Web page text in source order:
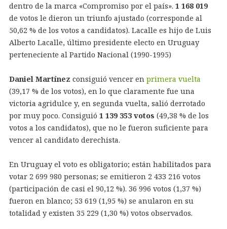
dentro de la marca «Compromiso por el país». 1 168 019
de votos le dieron un triunfo ajustado (corresponde al
50,62 % de los votos a candidatos). Lacalle es hijo de Luis
Alberto Lacalle, último presidente electo en Uruguay
perteneciente al Partido Nacional (1990-1995)
Daniel Martínez consiguió vencer en primera vuelta
(39,17 % de los votos), en lo que claramente fue una
victoria agridulce y, en segunda vuelta, salió derrotado
por muy poco. Consiguió 1 139 353 votos (49,38 % de los
votos a los candidatos), que no le fueron suficiente para
vencer al candidato derechista.
En Uruguay el voto es obligatorio; están habilitados para
votar 2 699 980 personas; se emitieron 2 433 216 votos
(participación de casi el 90,12 %). 36 996 votos (1,37 %)
fueron en blanco; 53 619 (1,95 %) se anularon en su
totalidad y existen 35 229 (1,30 %) votos observados.